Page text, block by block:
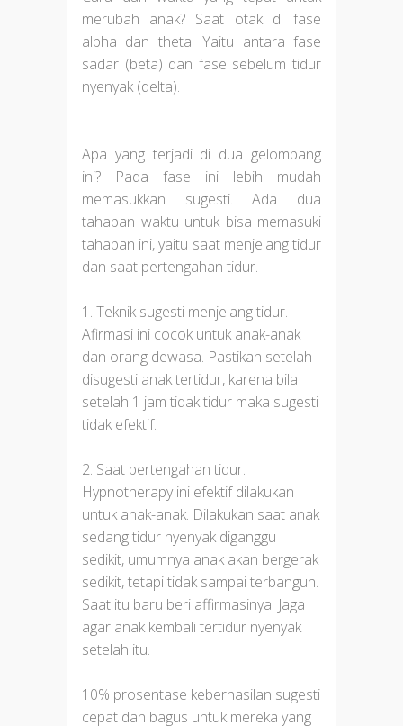
merubah anak? Saat otak di fase
alpha dan theta. Yaitu antara fase
sadar (beta) dan fase sebelum tidur
nyenyak (delta).
Apa yang terjadi di dua gelombang
ini? Pada fase ini lebih mudah
memasukkan sugesti. Ada dua
tahapan waktu untuk bisa memasuki
tahapan ini, yaitu saat menjelang tidur
dan saat pertengahan tidur.
1. Teknik sugesti menjelang tidur.
Afirmasi ini cocok untuk anak-anak
dan orang dewasa. Pastikan setelah
disugesti anak tertidur, karena bila
setelah 1 jam tidak tidur maka sugesti
tidak efektif.
2. Saat pertengahan tidur.
Hypnotherapy ini efektif dilakukan
untuk anak-anak. Dilakukan saat anak
sedang tidur nyenyak diganggu
sedikit, umumnya anak akan bergerak
sedikit, tetapi tidak sampai terbangun.
Saat itu baru beri affirmasinya. Jaga
agar anak kembali tertidur nyenyak
setelah itu.
10% prosentase keberhasilan sugesti
cepat dan bagus untuk mereka yang